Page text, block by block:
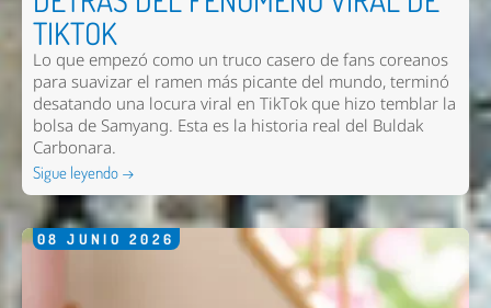
TIKTOK
Lo que empezó como un truco casero de fans coreanos
para suavizar el ramen más picante del mundo, terminó
desatando una locura viral en TikTok que hizo temblar la
bolsa de Samyang. Esta es la historia real del Buldak
Carbonara.
Sigue leyendo →
08 JUNIO 2026